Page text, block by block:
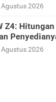
Agustus 2026
Z4:
Agustus 2026